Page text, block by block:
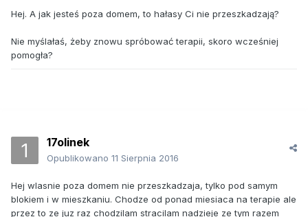
Hej. A jak jesteś poza domem, to hałasy Ci nie przeszkadzają?
Nie myślałaś, żeby znowu spróbować terapii, skoro wcześniej
pomogła?
17olinek
Opublikowano 11 Sierpnia 2016
Hej wlasnie poza domem nie przeszkadzaja, tylko pod samym
blokiem i w mieszkaniu. Chodze od ponad miesiaca na terapie ale
przez to ze juz raz chodzilam stracilam nadzieje ze tym razem